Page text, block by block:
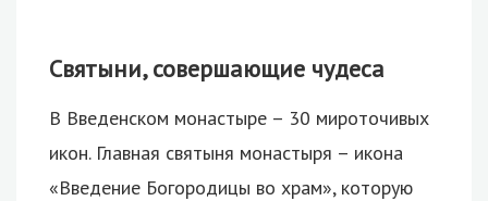
Святыни, совершающие чудеса
В Введенском монастыре – 30 мироточивых
икон. Главная святыня монастыря – икона
«Введение Богородицы во храм», которую